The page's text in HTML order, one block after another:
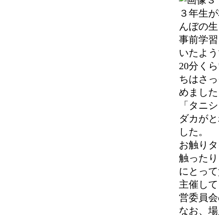
３年生
んぼの
事前学
いたよ
20分く
ちはさ
めまし
「タニ
ダカが
した。
お触り
触った
にとっ
主催し
営委員
なお、